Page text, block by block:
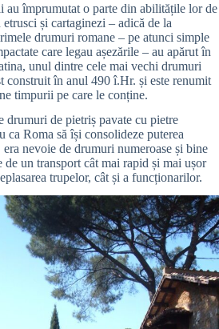
au împrumutat o parte din abilitățile lor de
și cartaginezi – adică de la
drumuri romane – pe atunci simple
care legau așezările – au apărut în
unul dintre cele mai vechi drumuri
construit în anul 490 î.Hr. și este renumit
timpurii pe care le conține.
drumuri de pietriș pavate cu pietre
ca Roma să își consolideze puterea
nevoie de drumuri numeroase și bine
un transport cât mai rapid și mai ușor
trupelor, cât și a funcționarilor.